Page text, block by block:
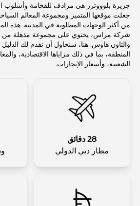
جزيرة بلوووترز هي مرادف للفخامة وأسلوب
جعلت موقعها المتميز ومجموعة المعالم
من أكثر الوجهات المطلوبة في المدينة. هذه
شركة مراس، يحتوي على مجموعة مذهلة من
والتاون هاوس. هنا، سنحاول أن نقدم لك الدليل
المنطقة، بما في ذلك مزاياها الاقتصادية،
الشعبية، وأسعار الإيجارات.
28 دقائق
مطار دبي الدولي